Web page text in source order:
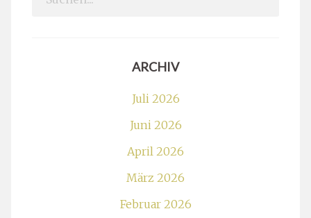
ARCHIV
Juli 2026
Juni 2026
April 2026
März 2026
Februar 2026